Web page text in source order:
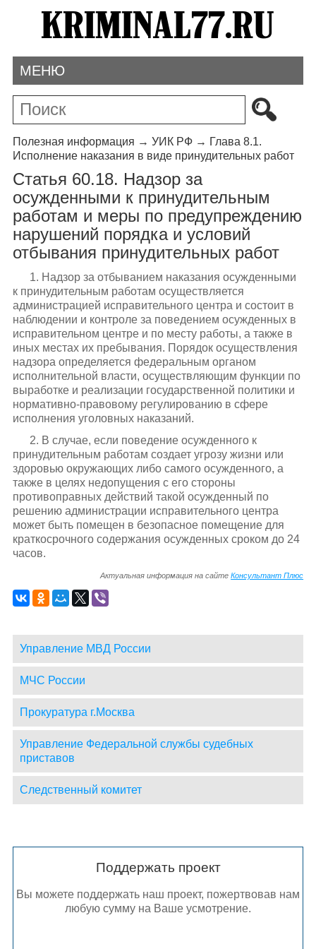
МЕНЮ
Полезная информация → УИК РФ→ Глава 8.1.
Исполнение наказания в виде принудительных работ
Статья 60.18. Надзор за
осужденными к принудительным
работам и меры по предупреждению
нарушений порядка и условий
отбывания принудительных работ
1. Надзор за отбыванием наказания осужденными
к принудительным работам осуществляется
администрацией исправительного центра и состоит в
наблюдении и контроле за поведением осужденных в
исправительном центре и по месту работы, а также в
иных местах их пребывания. Порядок осуществления
надзора определяется федеральным органом
исполнительной власти, осуществляющим функции по
выработке и реализации государственной политики и
нормативно-правовому регулированию в сфере
исполнения уголовных наказаний.
2. В случае, если поведение осужденного к
принудительным работам создает угрозу жизни или
здоровью окружающих либо самого осужденного, а
также в целях недопущения с его стороны
противоправных действий такой осужденный по
решению администрации исправительного центра
может быть помещен в безопасное помещение для
краткосрочного содержания осужденных сроком до 24
часов.
Актуальная информация на сайтеКонсультант Плюс
Управление МВД России
МЧС России
Прокуратура г.Москва
Управление Федеральной службы судебных
приставов
Следственный комитет
Поддержать проект
Вы можете поддержать наш проект, пожертвовав нам
любую сумму на Ваше усмотрение.